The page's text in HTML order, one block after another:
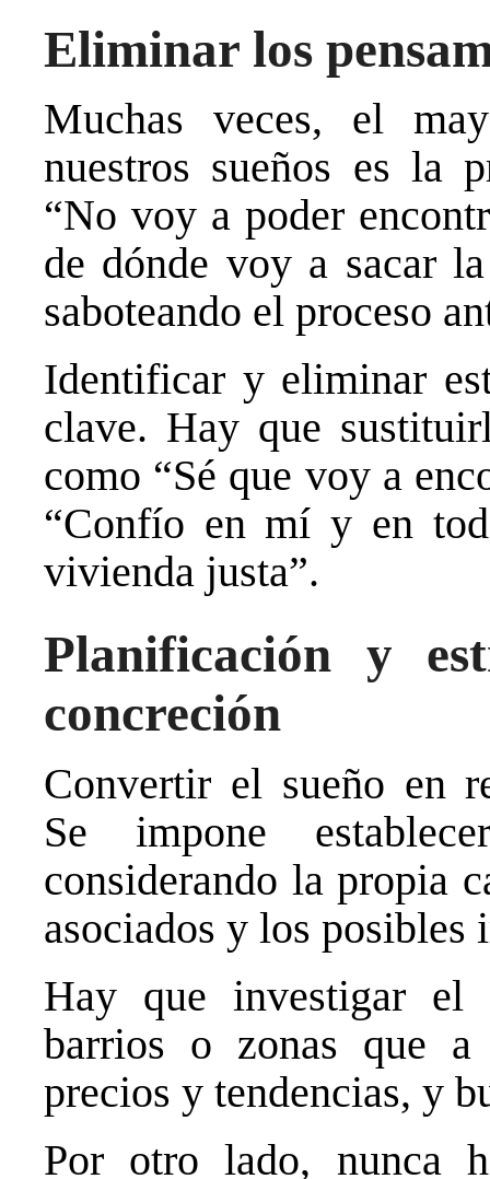
Eliminar los
Muchas veces, el
nuestros sueños es la
“No voy a poder
de dónde voy a sacar
saboteando el proceso
Identificar y eliminar
clave. Hay que
como “Sé que voy a
“Confío en mí y en
vivienda justa”.
Planificación y
concreción
Convertir el sueño en
Se impone
considerando la propia
asociados y los posibles
Hay que investigar el
barrios o zonas que
precios y tendencias, y
Por otro lado, nunca